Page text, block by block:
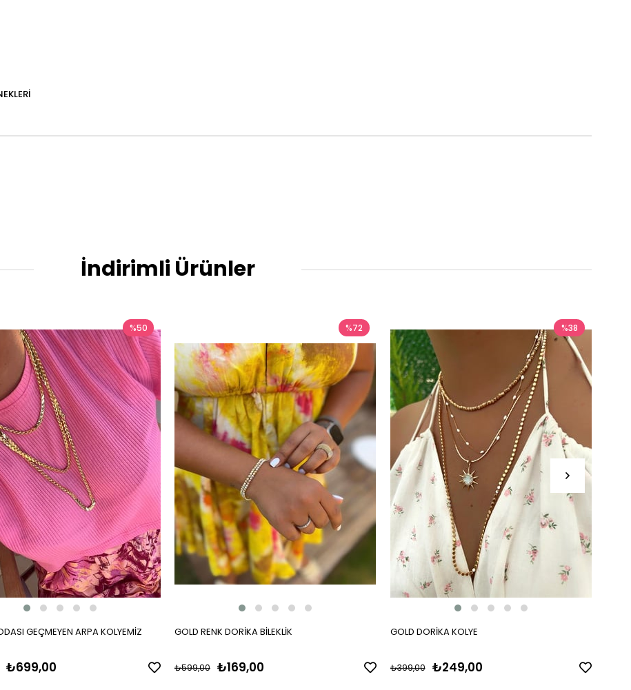
İndirimli Ürünler
GEÇMEYEN ARPA KOLYEMİZ
₺699,00
%50
GOLD RENK DORİKA BİLEKLİK
₺169,00
₺599,00
%72
GOLD DORİKA KOLYE
₺249,00
₺399,00
%38